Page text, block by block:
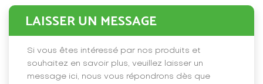
LAISSER UN MESSAGE
Si vous êtes intéressé par nos produits et
souhaitez en savoir plus, veuillez laisser un
message ici, nous vous répondrons dès que